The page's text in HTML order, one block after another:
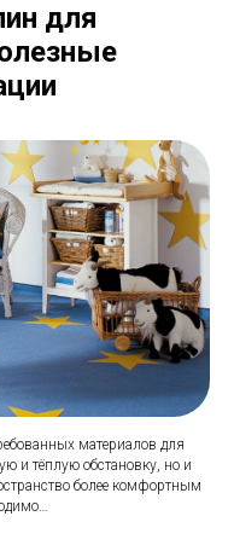
для
материалов для
и тёплую обстановку, но и
более комфортным